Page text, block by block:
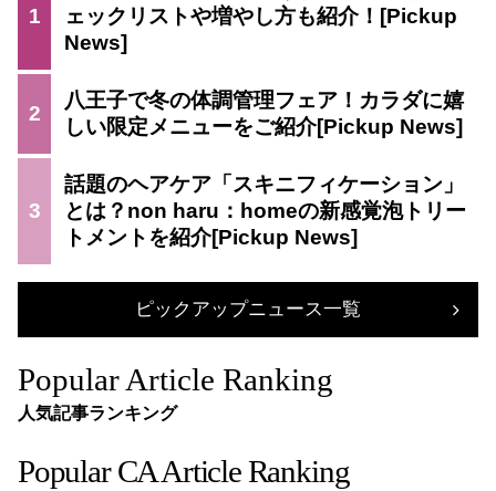
1
ェックリストや増やし方も紹介！
2
八王子で冬の体調管理フェア！カラダに嬉
しい限定メニューをご紹介
3
話題のヘアケア「スキニフィケーション」
とは？non haru：homeの新感覚泡トリー
トメントを紹介
ピックアップニュース一覧
Popular Article Ranking
人気記事ランキング
Popular CA Article Ranking